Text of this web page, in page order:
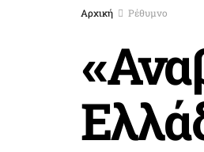
Αρχική Ρέθυμνο